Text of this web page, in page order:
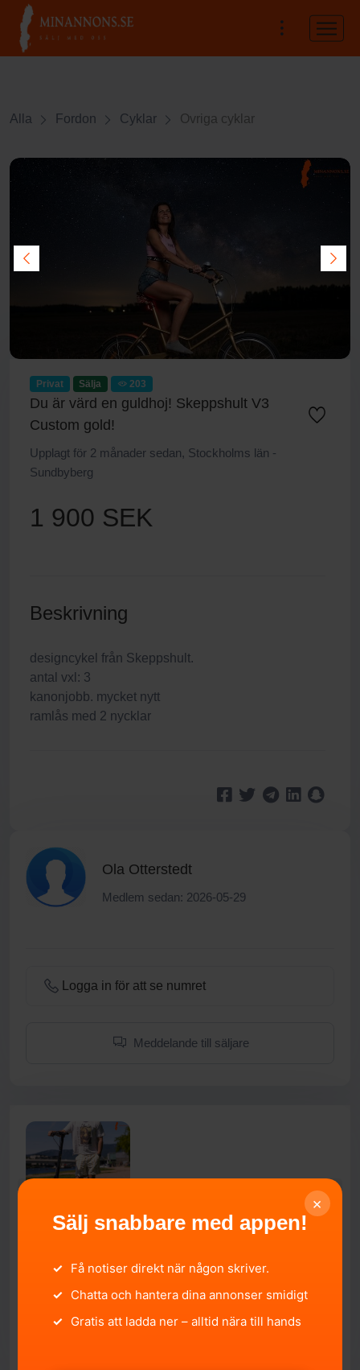
Alla Fordon Cyklar Övriga cyklar
Privat Sälja 203
Du är värd en guldhoj! Skeppshult V3
Custom gold!
Upplagt för 2 månader sedan, Stockholms län -
Sundbyberg
1 900 SEK
Beskrivning
designcykel från Skeppshult.
antal vxl: 3
kanonjobb. mycket nytt
ramlås med 2 nycklar
Ola Otterstedt
Medlem sedan: 2026-05-29
Logga in för att se numret
Meddelande till säljare
MaxControl 1300W Elsparkcykel 40km/h ++
Stockholms län, Järfälla.2026-05-01 21:04:37
8 995 SEK
×
Sälj snabbare med appen!
✓ Få notiser direkt när någon skriver.
✓ Chatta och hantera dina annonser smidigt
✓ Gratis att ladda ner – alltid nära till hands